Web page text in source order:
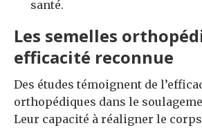
santé.
Les semelles
efficacité reconnue
Des études témoignent de
orthopédiques dans le
Leur capacité à réaligner le